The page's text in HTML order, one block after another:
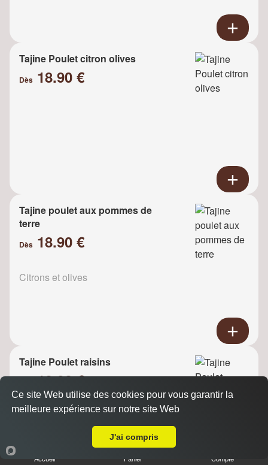
Tajine Poulet citron olives
Dès 18.90 €
Tajine poulet aux pommes de
terre
Dès 18.90 €
Citrons et olives
Tajine Poulet raisins
18.90 €
Accueil Panier Compte
Ce site Web utilise des cookies pour vous garantir la
meilleure expérience sur notre site Web
J'ai compris